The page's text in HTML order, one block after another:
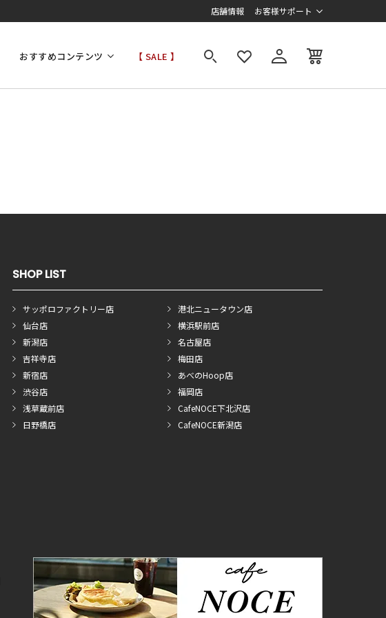
店舗情報 お客様サポート
おすすめコンテンツ 【 SALE 】
SHOP LIST
サッポロファクトリー店
仙台店
新潟店
吉祥寺店
新宿店
渋谷店
浅草蔵前店
日野橋店
港北ニュータウン店
横浜駅前店
名古屋店
梅田店
あべのHoop店
福岡店
CafeNOCE下北沢店
CafeNOCE新潟店